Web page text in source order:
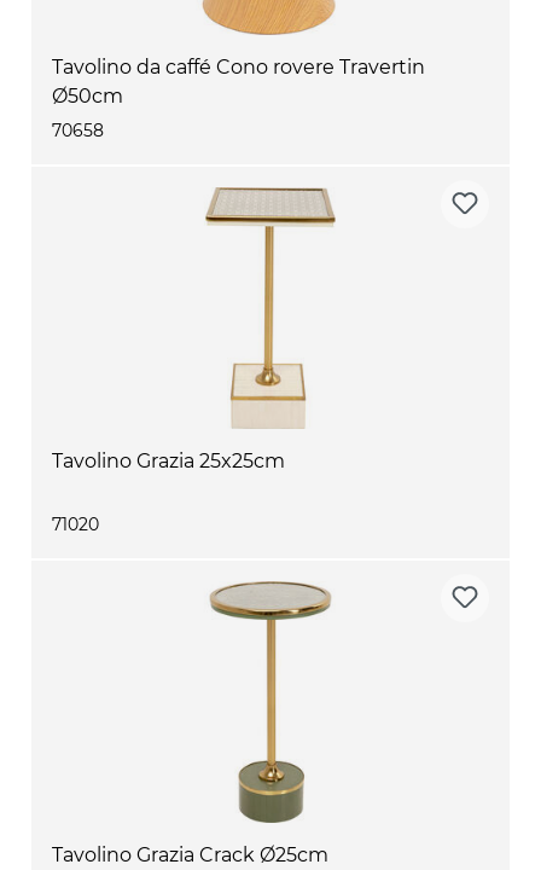
Tavolino da caffé Cono rovere Travertin
Ø50cm
70658
Tavolino Grazia 25x25cm
71020
Tavolino Grazia Crack Ø25cm